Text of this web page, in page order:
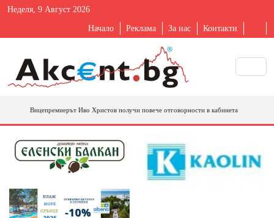
Неделя, 9 Август 2026
Начало Реклама За нас Контакти
Вицепремиерът Иво Христов получи повече отговорности в кабинета